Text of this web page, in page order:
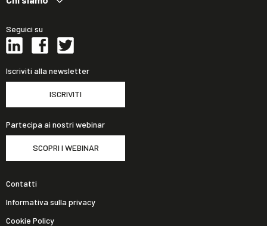
Seguici su
Iscriviti alla newsletter
ISCRIVITI
Partecipa ai nostri webinar
SCOPRI I WEBINAR
Contatti
Informativa sulla privacy
Cookie Policy